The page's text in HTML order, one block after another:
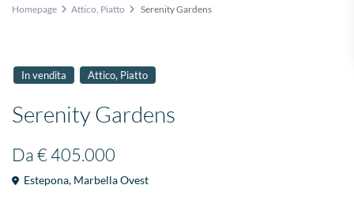
Homepage Attico, Piatto Serenity Gardens
In vendita Attico, Piatto
Serenity Gardens
Da€ 405.000
Estepona, Marbella Ovest